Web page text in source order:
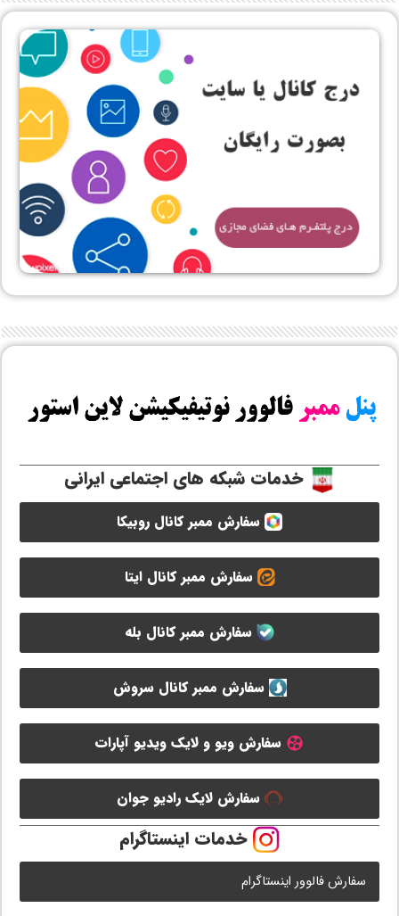
خدمات شبکه های اجتماعی ایرانی
سفارش ممبر کانال روبیکا
سفارش ممبر کانال ایتا
سفارش ممبر کانال بله
سفارش ممبر کانال سروش
سفارش ویو و لایک ویدیو آپارات
سفارش لایک رادیو جوان
خدمات اینستاگرام
سفارش فالوور اینستاگرام